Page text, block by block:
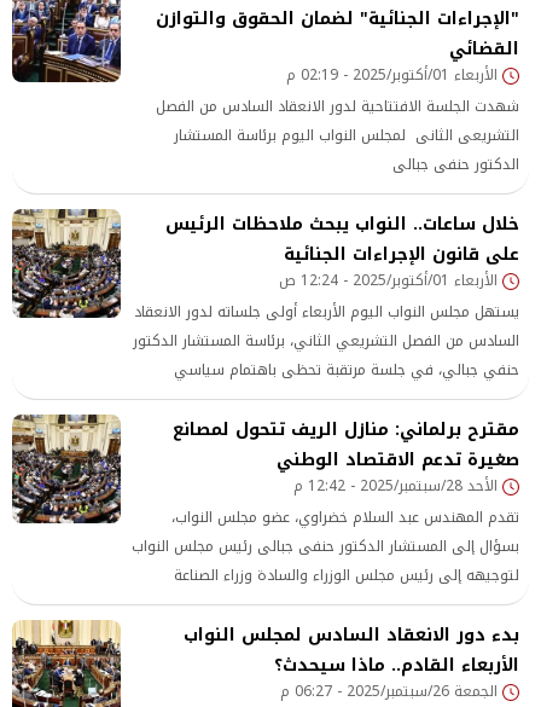
"الإجراءات الجنائية" لضمان الحقوق والتوازن
القضائي
الأربعاء 01/أكتوبر/2025 - 02:19 م
شهدت الجلسة الافتتاحية لدور الانعقاد السادس من الفصل
التشريعى الثانى لمجلس النواب اليوم برئاسة المستشار
الدكتور حنفى جبالى
خلال ساعات.. النواب يبحث ملاحظات الرئيس
على قانون الإجراءات الجنائية
الأربعاء 01/أكتوبر/2025 - 12:24 ص
يستهل مجلس النواب اليوم الأربعاء أولى جلساته لدور الانعقاد
السادس من الفصل التشريعي الثاني، برئاسة المستشار الدكتور
حنفي جبالي، في جلسة مرتقبة تحظى باهتمام سياسي
وتشريعي واسع.
مقترح برلماني: منازل الريف تتحول لمصانع
صغيرة تدعم الاقتصاد الوطني
الأحد 28/سبتمبر/2025 - 12:42 م
تقدم المهندس عبد السلام خضراوي، عضو مجلس النواب،
بسؤال إلى المستشار الدكتور حنفى جبالى رئيس مجلس النواب
لتوجيهه إلى رئيس مجلس الوزراء والسادة وزراء الصناعة
والنقل والتخطيط والتنمية الاقتصادية والتعاون الدولى
والتنمية المحلية والزراعة حول سياسات الحكومة للنهوض
بالريف والقرى المصرية بعد النجاح الكبير الذي حققته المبادرة
الرئاسية “حياة كريمة”
بدء دور الانعقاد السادس لمجلس النواب
الأربعاء القادم.. ماذا سيحدث؟
الجمعة 26/سبتمبر/2025 - 06:27 م